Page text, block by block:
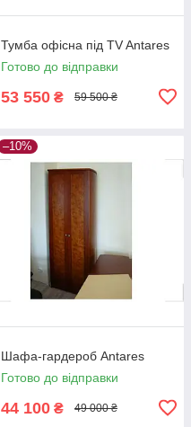
Тумба офісна під TV Antares
Готово до відправки
53 550 ₴ 59 500 ₴
–10%
Шафа-гардероб Antares
Готово до відправки
44 100 ₴ 49 000 ₴